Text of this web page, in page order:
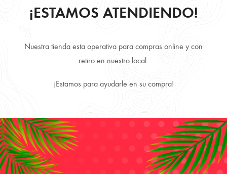
¡ESTAMOS ATENDIENDO!
Nuestra tienda esta operativa para compras online y con
retiro en nuestro local.
¡Estamos para ayudarle en su compra!
Retire Gratis en local disponibilidad inmediata.
Despachamos a todo Chile, directo a tu puerta.